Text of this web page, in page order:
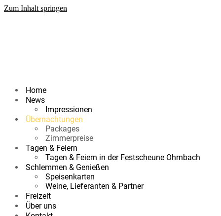
Zum Inhalt springen
Home
News
Impressionen
Übernachtungen
Packages
Zimmerpreise
Tagen & Feiern
Tagen & Feiern in der Festscheune Ohrnbach
Schlemmen & Genießen
Speisenkarten
Weine, Lieferanten & Partner
Freizeit
Über uns